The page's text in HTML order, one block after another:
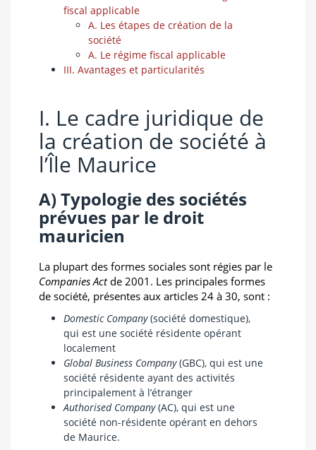
fiscal applicable
A. Les étapes de création de la
société
A. Le régime fiscal applicable
III. Avantages et particularités
I. Le cadre juridique de
la création de société à
l’Île Maurice
A) Typologie des sociétés
prévues par le droit
mauricien
La plupart des formes sociales sont régies par le
Companies Actde 2001. Les principales formes
de société, présentes aux articles 24 à 30, sont :
Domestic Company(société domestique),
qui est une société résidente opérant
localement
Global Business Company(GBC), qui est une
société résidente ayant des activités
principalement à l’étranger
Authorised Company(AC), qui est une
société non-résidente opérant en dehors
de Maurice.